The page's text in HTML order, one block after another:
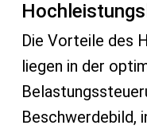
Die Vorteile des
liegen in der
Beschwerdebild,